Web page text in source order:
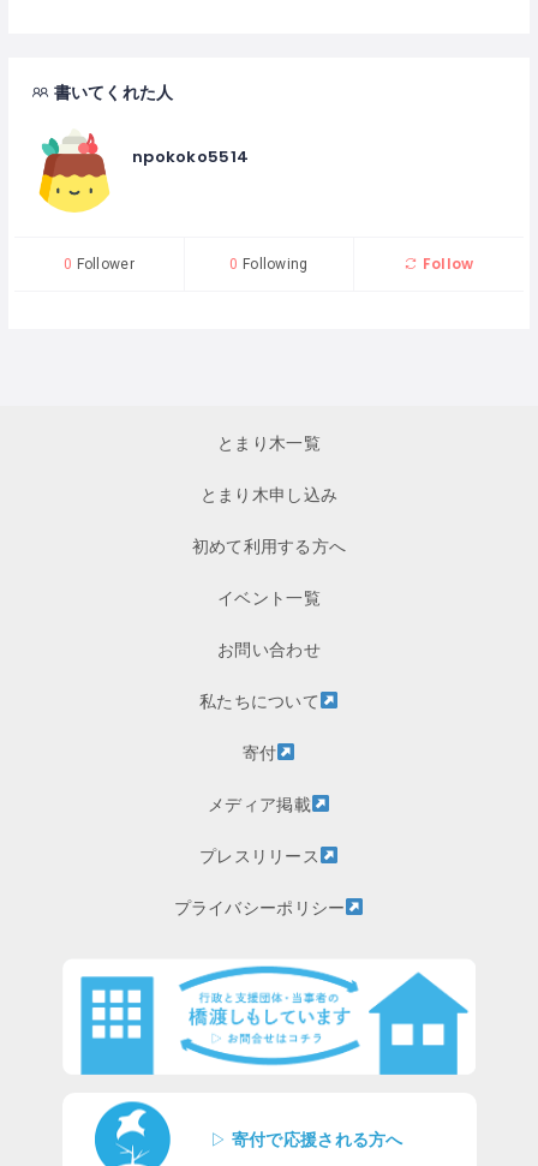
書いてくれた人
npokoko5514
0 Follower 0 Following Follow
とまり木一覧
とまり木申し込み
初めて利用する方へ
イベント一覧
お問い合わせ
私たちについて
寄付
メディア掲載
プレスリリース
プライバシーポリシー
▷ 寄付で応援される方へ